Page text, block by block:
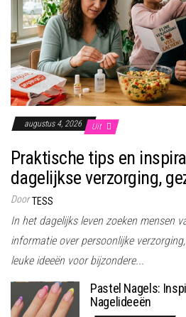
augustus 4, 2026 Uit
Praktische tips en
dagelijkse verzorging,
Door TESS
In het dagelijks leven zoeken mensen
informatie over persoonlijke
leuke ideeën voor bijzondere...
Pastel Nagels:
Nagelideeën